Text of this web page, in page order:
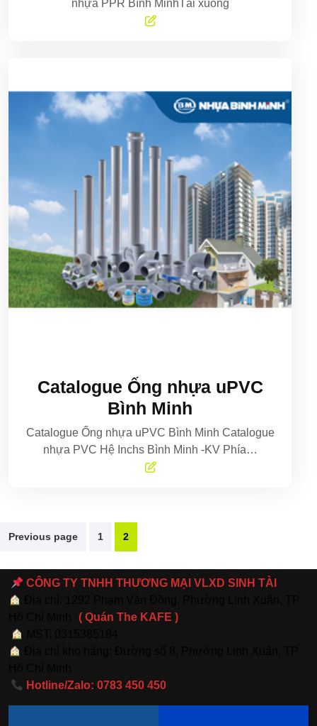
nhựa PPR Bình MinhTải xuống
Catalogue Ống nhựa uPVC
Bình Minh
Catalogue Ống nhựa uPVC Bình Minh Catalogue
nhựa PVC Hệ Inchs Bình Minh -KV Phía…
Phân
bài
viết
Previous page 1 2
CÔNG TY TNHH THƯƠNG MẠI VLXD SINH TÀI
( Quán The KAFE )
Hotline/Zalo: 0783 450 450